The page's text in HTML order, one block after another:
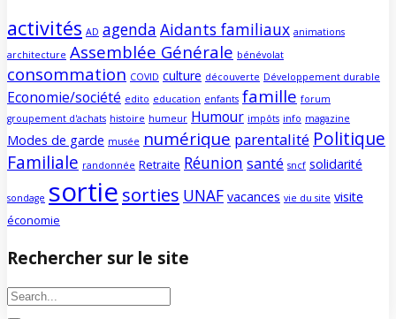
activités AD agenda Aidants familiaux animations
architecture Assemblée Générale bénévolat
consommation COVID culture découverte Développement durable
Economie/société edito education enfants famille forum
groupement d'achats histoire humeur Humour impôts info magazine
Modes de garde musée numérique parentalité Politique
Familiale randonnée Retraite Réunion santé sncf solidarité
sondage sortie sorties UNAF vacances vie du site visite
économie
Rechercher sur le site